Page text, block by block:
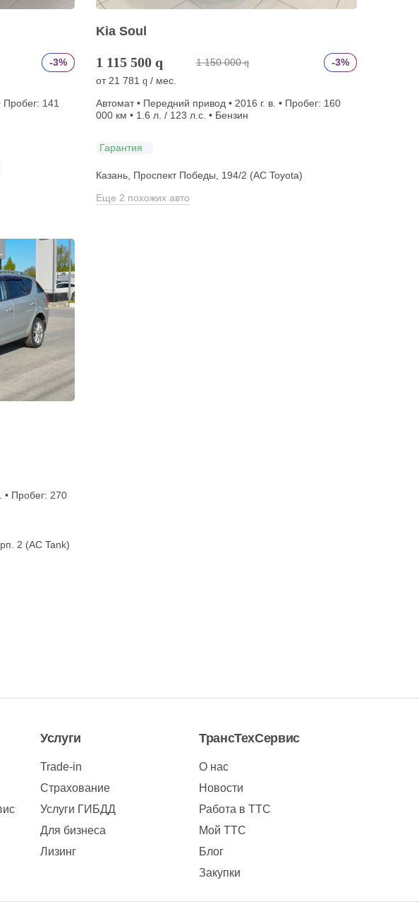
-3%
Пробег: 141
Kia Soul
1 115 500 q 1 150 000 q
-3%
от 21 781 q / мес.
Автомат • Передний привод • 2016 г. в. • Пробег: 160
000 км • 1.6 л. / 123 л.с. • Бензин
Гарантия
Казань, Проспект Победы, 194/2 (АС Toyota)
Еще 2 похожих авто
• Пробег: 270
2 (АС Tank)
Услуги
Trade-in
Страхование
Услуги ГИБДД
Для бизнеса
Лизинг
ТрансТехСервис
О нас
Новости
Работа в ТТС
Мой ТТС
Блог
Закупки